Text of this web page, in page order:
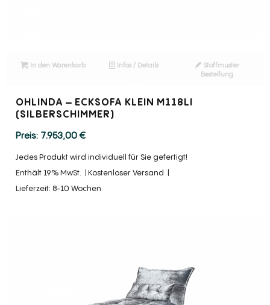
In den Warenkorb Infos / Details
Stoffmuster
Bestellung
OHLINDA – ECKSOFA KLEIN M118LI
(SILBERSCHIMMER)
7.953,00€
Jedes Produkt wird individuell für Sie gefertigt!
Enthält 19% MwSt.
Kostenloser Versand
Lieferzeit: 8-10 Wochen